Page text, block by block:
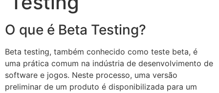
O que é Beta Testing?
Beta testing, também conhecido como teste beta, é
uma prática comum na indústria de desenvolvimento de
software e jogos. Neste processo, uma versão
preliminar de um produto é disponibilizada para um